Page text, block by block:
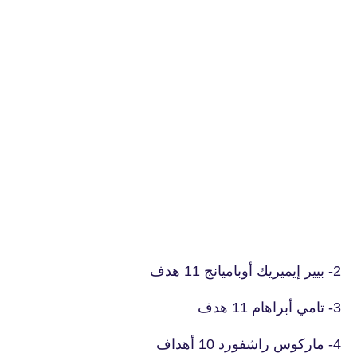
2- بيير إيميريك أوباميانج 11 هدف
3- تامي أبراهام 11 هدف
4- ماركوس راشفورد 10 أهداف